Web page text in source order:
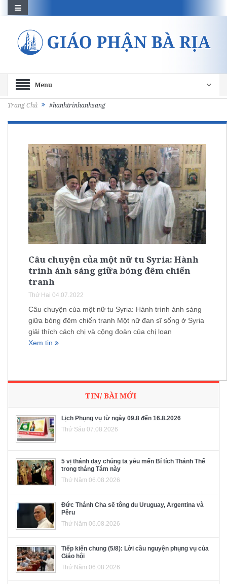
Menu
Trang Chủ #hanhtrinhanhsang
Câu chuyện của một nữ tu Syria: Hành
trình ánh sáng giữa bóng đêm chiến
tranh
Thứ Hai 04.07.2022
Câu chuyện của một nữ tu Syria: Hành trình ánh sáng
giữa bóng đêm chiến tranh Một nữ đan sĩ sống ở Syria
giải thích cách chị và cộng đoàn của chị loan
Xem tin
TIN/ BÀI MỚI
Lịch Phụng vụ từ ngày 09.8 đến 16.8.2026
Thứ Sáu 07.08.2026
5 vị thánh dạy chúng ta yêu mến Bí tích Thánh Thể
trong tháng Tám này
Thứ Năm 06.08.2026
Đức Thánh Cha sẽ tông du Uruguay, Argentina và
Pêru
Thứ Năm 06.08.2026
Tiếp kiến chung (5/8): Lời cầu nguyện phụng vụ của
Giáo hội
Thứ Năm 06.08.2026